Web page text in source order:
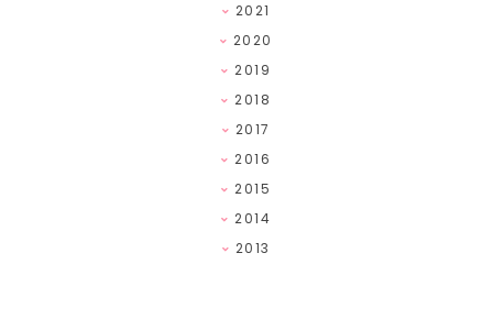
2021
2020
2019
2018
2017
2016
2015
2014
2013